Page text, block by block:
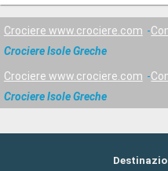
Crociere www.crociere.com
Crociere Isole Greche
Crociere www.crociere.com
Crociere Isole Greche